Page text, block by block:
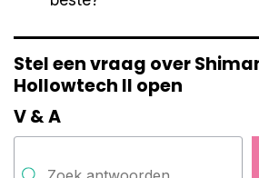
Stel een vraag over
Hollowtech II open
V & A